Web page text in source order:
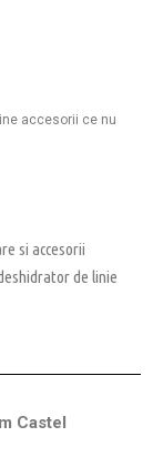
accesorii ce nu
si accesorii
de linie
Castel